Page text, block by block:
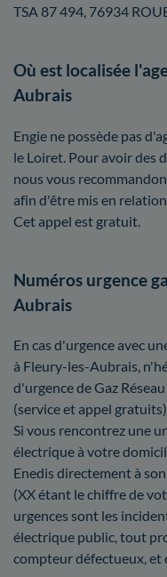
TSA 87 494, 76934
Où est localisée
Aubrais
Engie ne possède pas
le Loiret. Pour avoir des
nous vous
afin d'être mis en
Cet appel est gratuit.
Numéros urgence
Aubrais
En cas d'urgence avec
à Fleury-les-Aubrais,
d'urgence de Gaz
(service et appel gratuits).
Si vous rencontrez une
électrique à votre
Enedis directement à
(XX étant le chiffre de
urgences sont les
électrique public, tout
compteur défectueux, et